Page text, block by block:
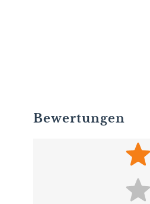
Bewertungen